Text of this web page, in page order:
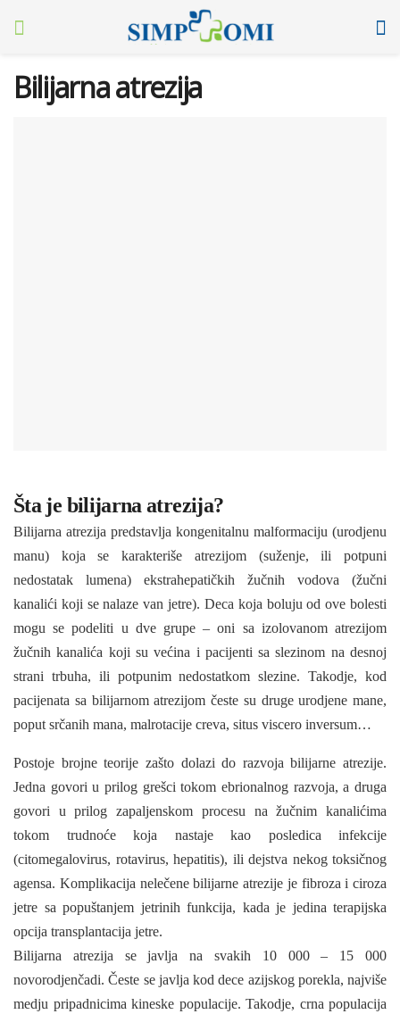
Bilijarna atrezija
Šta je bilijarna atrezija?
Bilijarna atrezija predstavlja kongenitalnu malformaciju (urodjenu
manu) koja se karakteriše atrezijom (suženje, ili potpuni
nedostatak lumena) ekstrahepatičkih žučnih vodova (žučni
kanalići koji se nalaze van jetre). Deca koja boluju od ove bolesti
mogu se podeliti u dve grupe – oni sa izolovanom atrezijom
žučnih kanalića koji su većina i pacijenti sa slezinom na desnoj
strani trbuha, ili potpunim nedostatkom slezine. Takodje, kod
pacijenata sa bilijarnom atrezijom česte su druge urodjene mane,
poput srčanih mana, malrotacije creva, situs viscero inversum…
Postoje brojne teorije zašto dolazi do razvoja bilijarne atrezije.
Jedna govori u prilog grešci tokom ebrionalnog razvoja, a druga
govori u prilog zapaljenskom procesu na žučnim kanalićima
tokom trudnoće koja nastaje kao posledica infekcije
(citomegalovirus, rotavirus, hepatitis), ili dejstva nekog toksičnog
agensa. Komplikacija nelečene bilijarne atrezije je fibroza i ciroza
jetre sa popuštanjem jetrinih funkcija, kada je jedina terapijska
opcija transplantacija jetre.
Bilijarna atrezija se javlja na svakih 10 000 – 15 000
novorodjenčadi. Česte se javlja kod dece azijskog porekla, najviše
medju pripadnicima kineske populacije. Takodje, crna populacija